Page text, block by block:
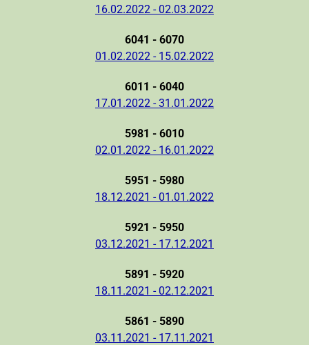
16.02.2022 - 02.03.2022
6041 - 6070
01.02.2022 - 15.02.2022
6011 - 6040
17.01.2022 - 31.01.2022
5981 - 6010
02.01.2022 - 16.01.2022
5951 - 5980
18.12.2021 - 01.01.2022
5921 - 5950
03.12.2021 - 17.12.2021
5891 - 5920
18.11.2021 - 02.12.2021
5861 - 5890
03.11.2021 - 17.11.2021